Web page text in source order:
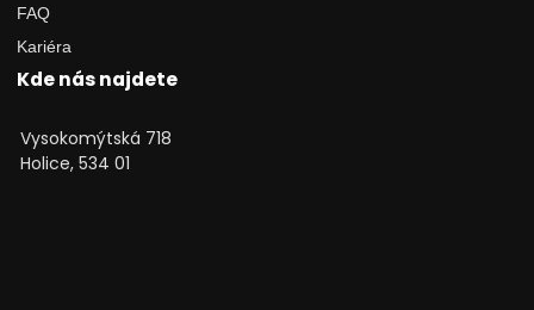
FAQ
Kariéra
Kde nás najdete
Vysokomýtská 718
Holice, 534 01